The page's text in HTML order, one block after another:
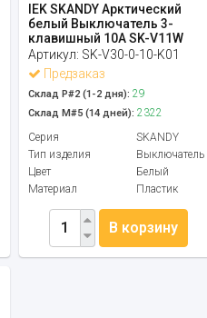
IEK SKANDY Арктический
белый Выключатель 3-
клавишный 10А SK-V11W
Артикул: SK-V30-0-10-K01
Предзаказ
Склад Р#2 (1-2 дня): 29
Склад М#5 (14 дней): 2322
Серия
SKANDY
Тип изделия
Выключатель
Цвет
Белый
Материал
Пластик
В корзину